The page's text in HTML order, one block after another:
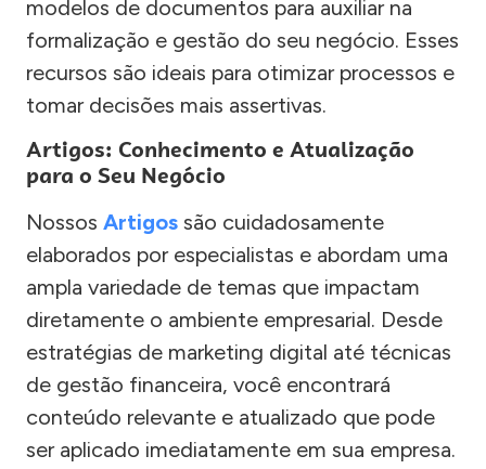
modelos de documentos para auxiliar na
formalização e gestão do seu negócio. Esses
recursos são ideais para otimizar processos e
tomar decisões mais assertivas.
Artigos: Conhecimento e Atualização
para o Seu Negócio
Nossos Artigos são cuidadosamente
elaborados por especialistas e abordam uma
ampla variedade de temas que impactam
diretamente o ambiente empresarial. Desde
estratégias de marketing digital até técnicas
de gestão financeira, você encontrará
conteúdo relevante e atualizado que pode
ser aplicado imediatamente em sua empresa.